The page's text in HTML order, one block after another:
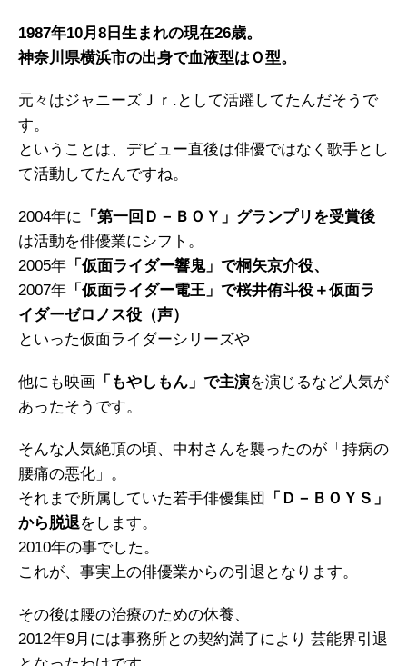
1987年10月8日生まれの現在26歳。
神奈川県横浜市の出身で血液型はＯ型。
元々はジャニーズＪｒ.として活躍してたんだそうで
す。
ということは、デビュー直後は俳優ではなく歌手とし
て活動してたんですね。
2004年に 「第一回Ｄ－ＢＯＹ」グランプリを受賞後
は活動を俳優業にシフト。
2005年 「仮面ライダー響鬼」で桐矢京介役、
2007年 「仮面ライダー電王」で桜井侑斗役＋仮面ラ
イダーゼロノス役（声）
といった仮面ライダーシリーズや
他にも映画 「もやしもん」で主演を演じるなど人気が
あったそうです。
そんな人気絶頂の頃、中村さんを襲ったのが「持病の
腰痛の悪化」。
それまで所属していた若手俳優集団
「Ｄ－ＢＯＹＳ」
から脱退をします。
2010年の事でした。
これが、事実上の俳優業からの引退となります。
その後は腰の治療のための休養、
2012年9月には事務所との契約満了により 芸能界引退